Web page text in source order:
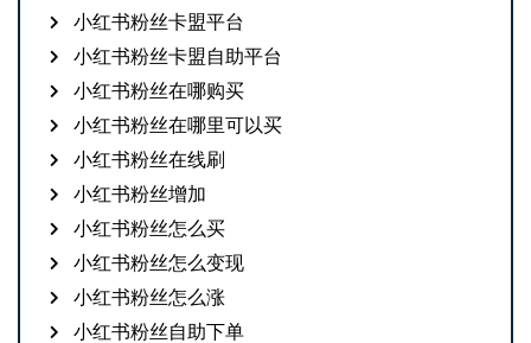
小红书粉丝卡盟平台
小红书粉丝卡盟自助平台
小红书粉丝在哪购买
小红书粉丝在哪里可以买
小红书粉丝在线刷
小红书粉丝增加
小红书粉丝怎么买
小红书粉丝怎么变现
小红书粉丝怎么涨
小红书粉丝自助下单